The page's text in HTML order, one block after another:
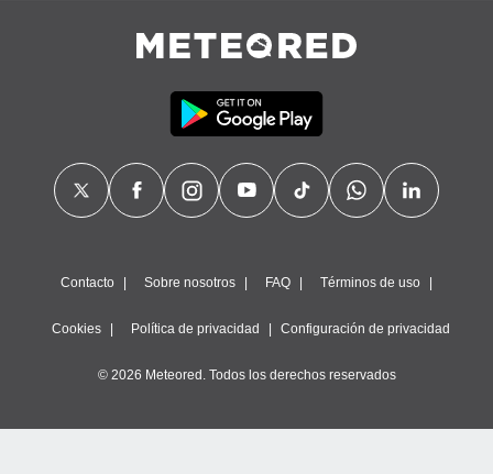
Contacto Sobre nosotros FAQ Términos de uso
Cookies Política de privacidad Configuración de privacidad
© 2026 Meteored. Todos los derechos reservados